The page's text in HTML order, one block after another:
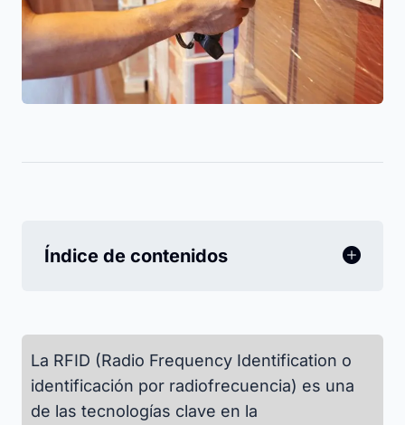
Índice de contenidos
La RFID (Radio Frequency Identification o
identificación por radiofrecuencia) es una
de las tecnologías clave en la